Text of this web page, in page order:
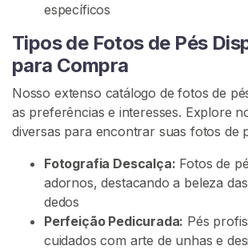
específicos
Tipos de Fotos de Pés
para Compra
Nosso extenso catálogo de fotos de
as preferências e interesses. Explore
diversas para encontrar suas fotos de
Fotografia Descalça: Fotos de
adornos, destacando a beleza
dedos
Perfeição Pedicurada: Pés
cuidados com arte de unhas e
r
e
F
e
e
t